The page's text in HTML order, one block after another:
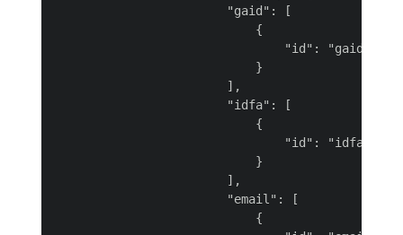
                        "gaid": [
                            {
"id": "gaid-
                            }
                        ],
                        "idfa": [
                            {
"id": "idfa-
                            }
                        ],
                        "email": [
                            {